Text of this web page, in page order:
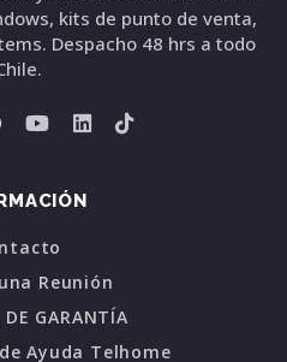
kits de punto de venta,
Despacho 48 hrs a todo
Reunión
DE GARANTÍA
Ayuda Telhome